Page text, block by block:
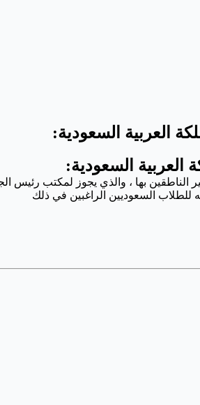
العربية السعودية:
العربية السعودية:
السعوديين الراغبين في ذلك